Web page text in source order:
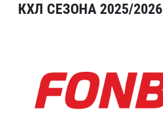
КХЛ СЕЗОНА 2025/2026